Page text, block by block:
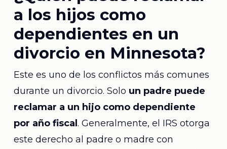
a los hijos como
dependientes en un
divorcio en Minnesota?
Este es uno de los conflictos más comunes
durante un divorcio. Solo un padre puede
reclamar a un hijo como dependiente
por año fiscal . Generalmente, el IRS otorga
este derecho al padre o madre con